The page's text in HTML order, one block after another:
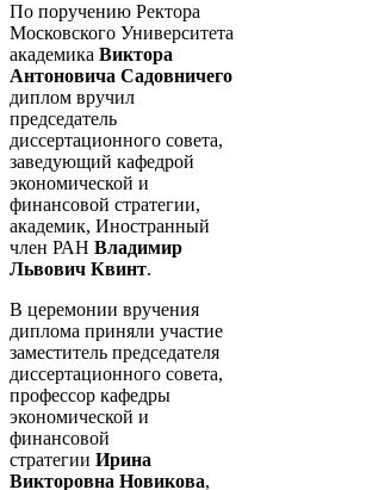
По поручению Ректора
Московского Университета
академика Виктора
Антоновича Садовничего
диплом вручил
председатель
диссертационного совета,
заведующий кафедрой
экономической и
финансовой стратегии,
академик, Иностранный
член РАН Владимир
Львович Квинт.
В церемонии вручения
диплома приняли участие
заместитель председателя
диссертационного совета,
профессор кафедры
экономической и
финансовой
стратегии Ирина
Викторовна Новикова,